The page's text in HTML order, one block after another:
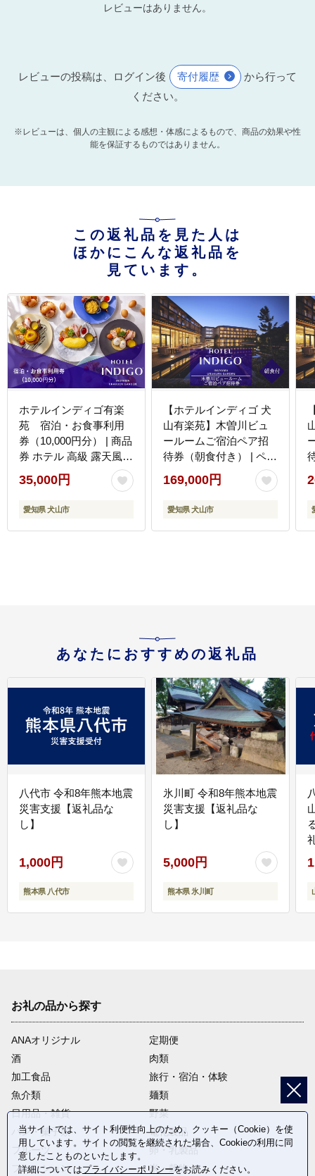
レビューはありません。
レビューの投稿は、ログイン後 寄付履歴
から行って
ください。
※レビューは、個人の主観による感想・体感によるもので、商品の効果や性
能を保証するものではありません。
この返礼品を見た人は
ほかにこんな返礼品を
見ています。
ホテルインディゴ有楽
苑 宿泊・お食事利用
券（10,000円分） | 商品
券 ホテル 高級 露天風呂
宿泊 休暇 国宝 犬山城
如庵 有楽苑 愛知 岐阜
尾張 名古屋 温泉宿泊 旅
ット 愛知県 レストラン
35,000円
愛知県 犬山市
【ホテルインディゴ 犬
山有楽苑】木曽川ビュ
ールームご宿泊ペア招
待券（朝食付き） | ペア
宿泊券 2名分 朝食付き
ホテル 高級 露天風呂 宿
泊 休暇 国宝 犬山城 如
張 名古屋 温泉宿泊 旅行
169,000円
愛知県 犬山市
あなたにおすすめの返礼品
八代市 令和8年熊本地震
災害支援【返礼品な
し】
1,000円
熊本県 八代市
氷川町 令和8年熊本地震
災害支援【返礼品な
し】
5,000円
熊本県 氷川町
お礼の品から探す
ANAオリジナル
定期便
酒
肉類
加工食品
旅行・宿泊・体験
魚介類
麺類
日用品・雑貨
野菜
パン・菓子類
電化製品
フルーツ
卵・乳製品
ファッション
米・穀物
当サイトでは、サイト利便性向上のため、クッキー（Cookie）を使
用しています。サイトの閲覧を継続された場合、Cookieの利用に同
意したことものといたします。
詳細についてはプライバシーポリシーをお読みください。